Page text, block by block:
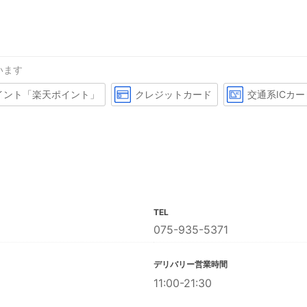
ます
ト「楽天ポイント」 クレジットカード 交通系ICカー
TEL
075-935-5371
デリバリー営業時間
11:00-21:30